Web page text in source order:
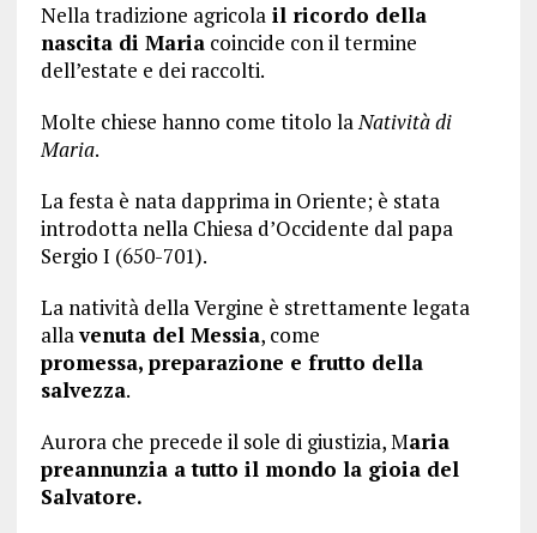
Nella tradizione agricolail ricordo della
nascita di Mariacoincide con il termine
dell’estate e dei raccolti.
Molte chiese hanno come titolo laNatività di
Maria.
La festa è nata dapprima in Oriente; è stata
introdotta nella Chiesa d’Occidente dal papa
Sergio I (650-701).
La natività della Vergine è strettamente legata
allavenuta del Messia, come
promessa, preparazione e frutto della
salvezza.
Aurora che precede il sole di giustizia, Maria
preannunzia a tutto il mondo la gioia del
Salvatore.